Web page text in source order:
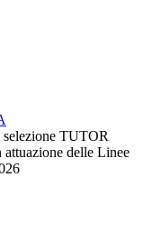
TUTOR
delle Linee